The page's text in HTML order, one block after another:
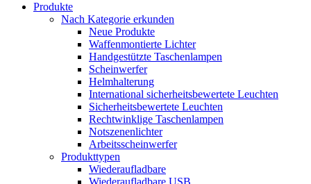
Produkte
Nach Kategorie erkunden
Neue Produkte
Waffenmontierte Lichter
Handgestützte Taschenlampen
Scheinwerfer
Helmhalterung
International sicherheitsbewertete Leuchten
Sicherheitsbewertete Leuchten
Rechtwinklige Taschenlampen
Notszenenlichter
Arbeitsscheinwerfer
Produkttypen
Wiederaufladbare
Wiederaufladbare USB